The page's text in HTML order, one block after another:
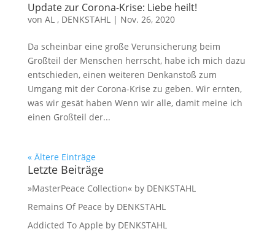
Update zur Corona-Krise: Liebe heilt!
von AL , DENKSTAHL| Nov. 26, 2020
Da scheinbar eine große Verunsicherung beim
Großteil der Menschen herrscht, habe ich mich dazu
entschieden, einen weiteren Denkanstoß zum
Umgang mit der Corona-Krise zu geben. Wir ernten,
was wir gesät haben Wenn wir alle, damit meine ich
einen Großteil der...
« Ältere Einträge
Letzte Beiträge
»MasterPeace Collection« by DENKSTAHL
Remains Of Peace by DENKSTAHL
Addicted To Apple by DENKSTAHL